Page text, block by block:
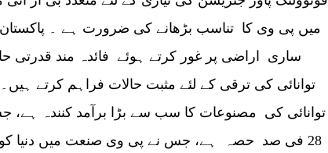
میں پی وی کا تناسب بڑھانے کی ضرورت ہے ۔
ساری اراضی پر غور کرتے ہوئے فائدہ مند قدرتی
توانائی کی ترقی کے لئے مثبت حالات فراہم
توانائی کی مصنوعات کا سب سے بڑا برآمد کنندہ ہے،
28 فی صد حصہ ہے، جس نے پی وی صنعت میں دنیا کو